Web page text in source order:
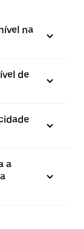
na
de
a